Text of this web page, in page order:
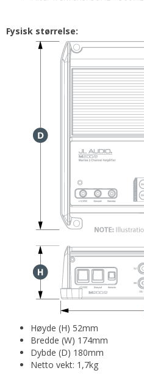
Fysisk størrelse:
Høyde (H) 52mm
Bredde (W) 174mm
Dybde (D) 180mm
Netto vekt: 1,7kg